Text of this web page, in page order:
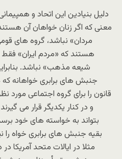
دلیل بنیادین این اتحاد و
معنی که اگر زنان خواهان آن
مردان» نباشد، گروه های
هستند که «مردم ایران»
شیعه مذهب» نباشد.
جنبش های برابری خواهانه که
قانون را برای گروه اجتماعی
و در کنار یکدیگر قرار می
بتواند به خواسته های خود
بقیه جنبش های برابری خواه